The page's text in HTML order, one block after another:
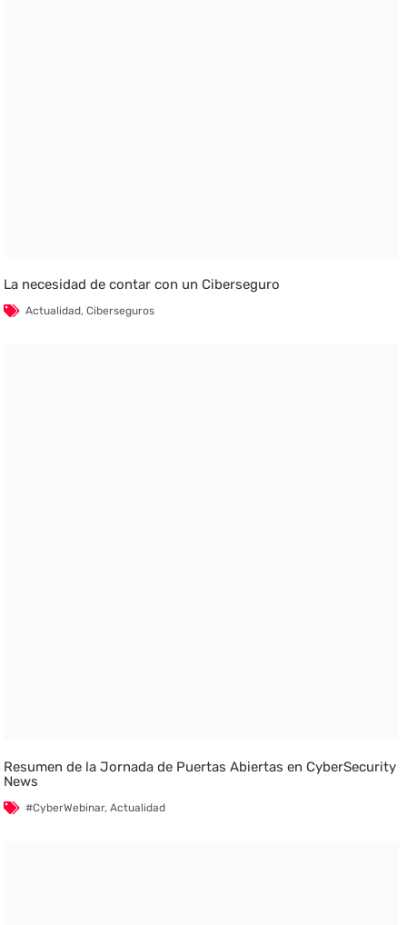
La necesidad de contar con un Ciberseguro
Actualidad,Ciberseguros
Resumen de la Jornada de Puertas Abiertas en CyberSecurity
News
#CyberWebinar,Actualidad